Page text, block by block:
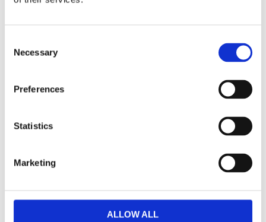
Necessary
Preferences
Statistics
Marketing
ALLOW ALL
vilket gör den lämplig för långtidsanvändning i
Leveranstiden på detta system är ca 2-3 veckor,
skickas direkt från Tyskland till dig för att spara tid
OBS! FRAKTKOSTNAD tillkommer så tag gärna